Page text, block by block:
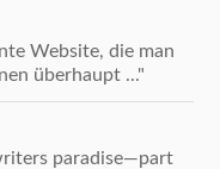
Website, die man
überhaupt ..."
paradise—part